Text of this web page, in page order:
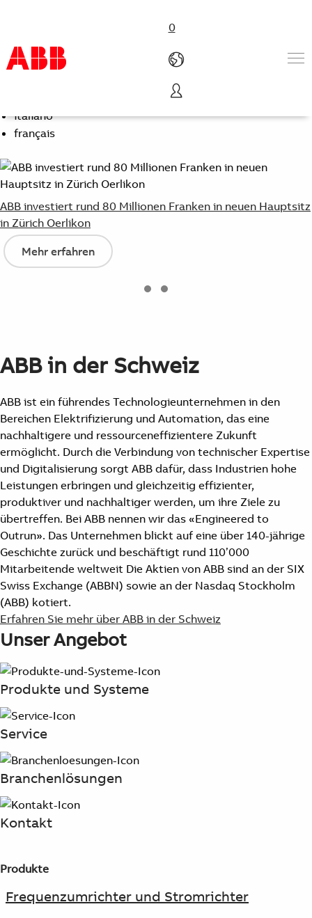
0
Produkte und Leistungen
Branchenlösungen
Karriere
Über uns
Kontakt
Suggestions
See more products
Shopping list preview
0
italiano
français
ABB investiert rund 80 Millionen Franken in neuen Hauptsitz
in Zürich Oerlikon
Mehr erfahren
ABB in der Schweiz
ABB ist ein führendes Technologieunternehmen in den
Bereichen Elektrifizierung und Automation, das eine
nachhaltigere und ressourceneffizientere Zukunft
ermöglicht. Durch die Verbindung von technischer Expertise
und Digitalisierung sorgt ABB dafür, dass Industrien hohe
Leistungen erbringen und gleichzeitig effizienter,
produktiver und nachhaltiger werden, um ihre Ziele zu
übertreffen. Bei ABB nennen wir das «Engineered to
Outrun». Das Unternehmen blickt auf eine über 140-jährige
Geschichte zurück und beschäftigt rund 110’000
Mitarbeitende weltweit Die Aktien von ABB sind an der SIX
Swiss Exchange (ABBN) sowie an der Nasdaq Stockholm
(ABB) kotiert.
Erfahren Sie mehr über ABB in der Schweiz
Unser Angebot
Produkte und Systeme
Service
Branchenlösungen
Kontakt
Produkte
Frequenzumrichter und Stromrichter